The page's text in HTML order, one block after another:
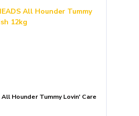
All Hounder Tummy Lovin' Care